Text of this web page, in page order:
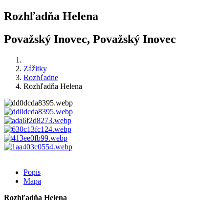
Rozhľadňa Helena
Považský Inovec, Považský Inovec
Zážitky
Rozhľadne
Rozhľadňa Helena
Popis
Mapa
Rozhľadňa Helena